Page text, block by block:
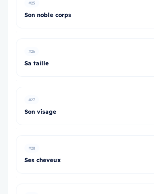
#25
Son noble corps
#26
Sa taille
#27
Son visage
#28
Ses cheveux